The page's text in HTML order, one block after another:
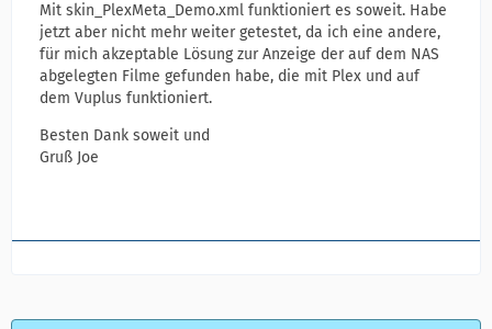
Mit skin_PlexMeta_Demo.xml funktioniert es soweit. Habe
jetzt aber nicht mehr weiter getestet, da ich eine andere,
für mich akzeptable Lösung zur Anzeige der auf dem NAS
abgelegten Filme gefunden habe, die mit Plex und auf
dem Vuplus funktioniert.
Besten Dank soweit und
Gruß Joe